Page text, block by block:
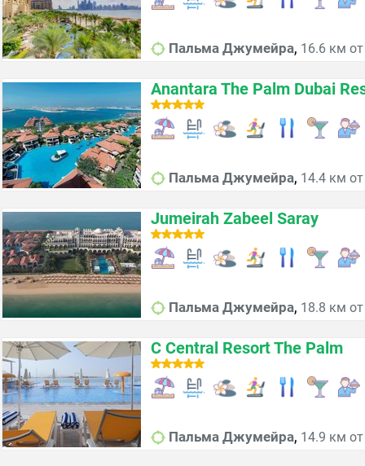
Пальма Джумейра, 16.6 км
Anantara The Palm Dubai
Пальма Джумейра, 14.4 км
Jumeirah Zabeel Saray
Пальма Джумейра, 18.8 км
C Central Resort The Palm
Пальма Джумейра, 14.9 км